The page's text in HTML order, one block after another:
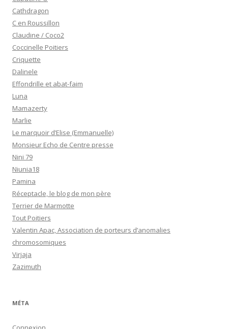
Cathdragon
C en Roussillon
Claudine / Coco2
Coccinelle Poitiers
Criquette
Dalinele
Effondrille et abat-faim
Luna
Mamazerty
Marlie
Le marquoir d’Elise (Emmanuelle)
Monsieur Echo de Centre presse
Nini 79
Niunia18
Pamina
Réceptacle, le blog de mon père
Terrier de Marmotte
Tout Poitiers
Valentin Apac, Association de porteurs d’anomalies
chromosomiques
Virjaja
Zazimuth
MÉTA